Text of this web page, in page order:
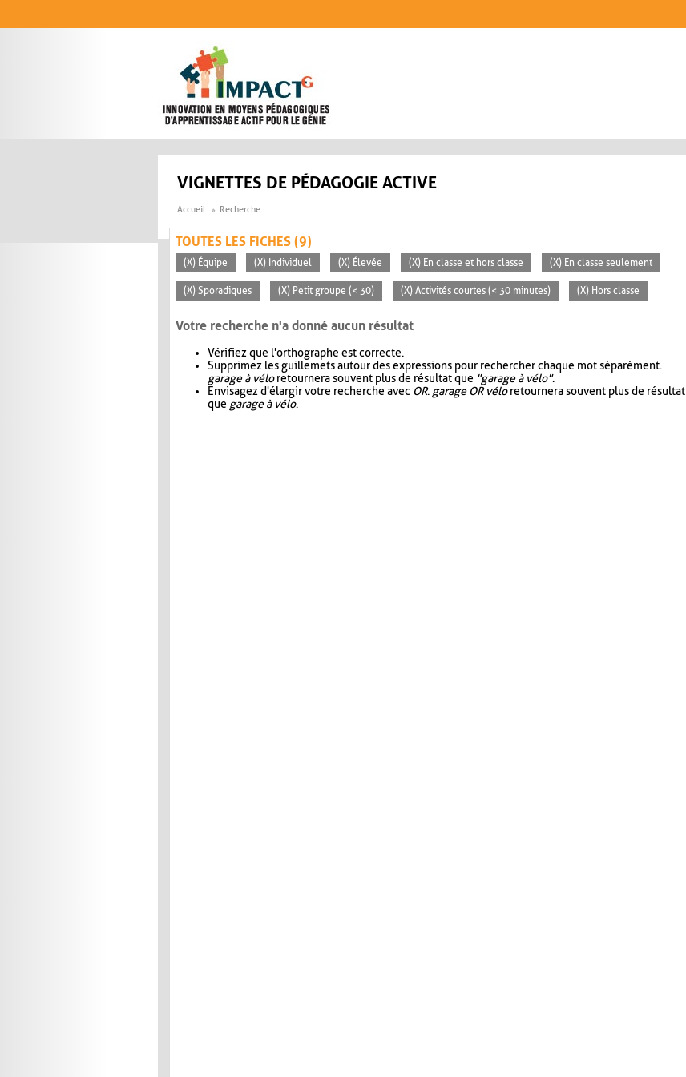
VIGNETTES DE PÉDAGOGIE ACTIVE
Accueil Recherche
TOUTES LES FICHES (9)
(X) Équipe (X) Individuel (X) Élevée (X) En classe et hors classe (X) En classe seulement
(X) Sporadiques (X) Petit groupe (< 30) (X) Activités courtes (< 30 minutes) (X) Hors classe
Votre recherche n'a donné aucun résultat
Vérifiez que l'orthographe est correcte.
Supprimez les guillemets autour des expressions pour rechercher chaque mot séparément.
garage à véloretournera souvent plus de résultat que "garage à vélo".
Envisagez d'élargir votre recherche avec OR. garage OR véloretournera souvent plus de résultat
que garage à vélo.